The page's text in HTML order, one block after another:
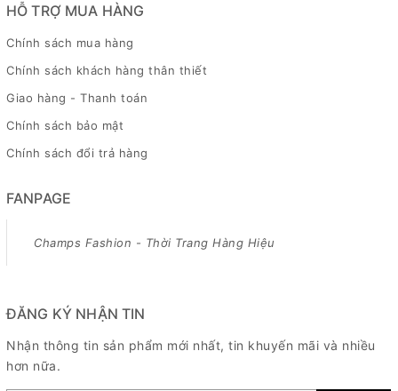
HỖ TRỢ MUA HÀNG
Chính sách mua hàng
Chính sách khách hàng thân thiết
Giao hàng - Thanh toán
Chính sách bảo mật
Chính sách đổi trả hàng
FANPAGE
Champs Fashion - Thời Trang Hàng Hiệu
ĐĂNG KÝ NHẬN TIN
Nhận thông tin sản phẩm mới nhất, tin khuyến mãi và nhiều
hơn nữa.